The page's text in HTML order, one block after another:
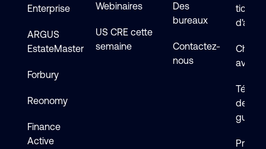
Enterprise
ARGUS
EstateMaster
Forbury
Reonomy
Finance
Active
Webinaires
US CRE cette
semaine
Des
bureaux
Contactez-
nous
ticket
Chat
avec
de
guides